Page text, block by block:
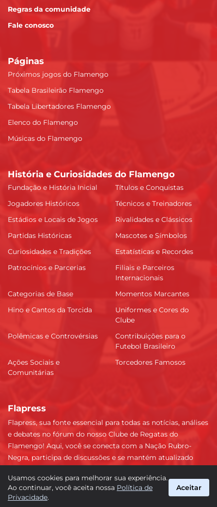
Regras da comunidade
Fale conosco
Páginas
Próximos jogos do Flamengo
Tabela Brasileirão Flamengo
Tabela Libertadores Flamengo
Elenco do Flamengo
Músicas do Flamengo
História e Curiosidades do Flamengo
Fundação e História Inicial
Títulos e Conquistas
Jogadores Históricos
Técnicos e Treinadores
Estádios e Locais de Jogos
Rivalidades e Clássicos
Partidas Históricas
Mascotes e Símbolos
Curiosidades e Tradições
Estatísticas e Recordes
Patrocínios e Parcerias
Filiais e Parceiros
Internacionais
Categorias de Base
Momentos Marcantes
Hino e Cantos da Torcida
Uniformes e Cores do
Clube
Polêmicas e Controvérsias
Contribuições para o
Futebol Brasileiro
Ações Sociais e
Comunitárias
Torcedores Famosos
Flapress
Flapress, sua fonte essencial para todas as notícias, análises
e debates no fórum do nosso Clube de Regatas do
Flamengo! Aqui, você se conecta com a Nação Rubro-
Negra, participa de discussões e se mantém atualizado
lance e esteja sempre à frente, junto da torcida mais
apaixonada do Brasil! #Flamengo #Flapress
Usamos cookies para melhorar sua experiência.
Ao continuar, você aceita nossa Política de
Privacidade.
Aceitar